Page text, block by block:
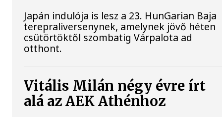
Japán indulója is lesz a 23. HunGarian Baja
terepraliversenynek, amelynek jövő héten
csütörtöktől szombatig Várpalota ad
otthont.
Vitális Milán négy évre írt
alá az AEK Athénhoz